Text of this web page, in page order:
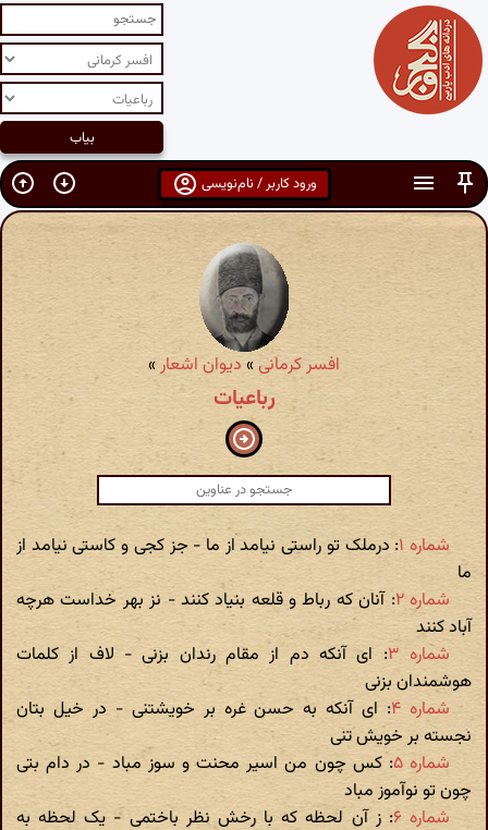
ورود کاربر / نام‌نویسی
افسر کرمانی » دیوان اشعار»
رباعیات
شماره ۱ : درملک تو راستی نیامد از ما - جز کجی و کاستی نیامد از
ما
شماره ۲ : آنان که رباط و قلعه بنیاد کنند - نز بهر خداست هرچه
آباد کنند
شماره ۳
: ای آنکه دم از مقام رندان بزنی - لاف از کلمات
هوشمندان بزنی
شماره ۴
: ای آنکه به حسن غره بر خویشتنی - در خیل بتان
نجسته بر خویش تنی
شماره ۵ : کس چون من اسیر محنت و سوز مباد - در دام بتی
چون تو نوآموز مباد
شماره ۶
: ز آن لحظه که با رخش نظر باختمی - یک لحظه به